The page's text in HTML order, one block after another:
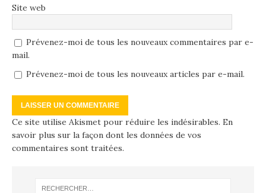
Site web
Prévenez-moi de tous les nouveaux commentaires par e-
mail.
Prévenez-moi de tous les nouveaux articles par e-mail.
Ce site utilise Akismet pour réduire les indésirables. En
savoir plus sur la façon dont les données de vos
commentaires sont traitées.